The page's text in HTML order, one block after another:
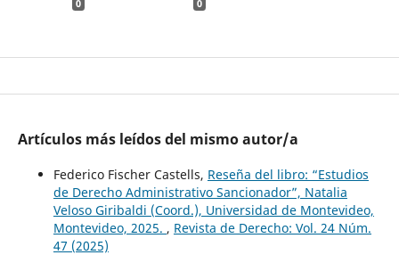
0 0
Artículos más leídos del mismo autor/a
Federico Fischer Castells, Reseña del libro: “Estudios
de Derecho Administrativo Sancionador”, Natalia
Veloso Giribaldi (Coord.), Universidad de Montevideo,
Montevideo, 2025. , Revista de Derecho: Vol. 24 Núm.
47 (2025)